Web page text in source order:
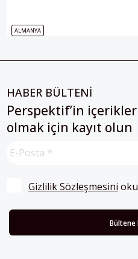
ALMANYA
HABER BÜLTENİ
Perspektif’in
olmak için kayıt olun
Gizlilik Sözleşmesini